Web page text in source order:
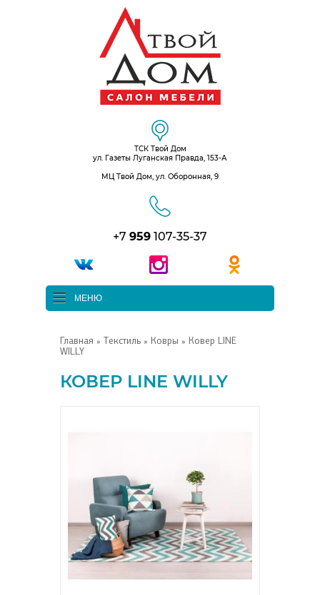
ТСК Твой Дом
ул. Газеты Луганская Правда, 153-А
МЦ Твой Дом, ул. Оборонная, 9
+7 959 107-35-37
МЕНЮ
Главная » Текстиль » Ковры » Ковер LINE
WILLY
КОВЕР LINE WILLY